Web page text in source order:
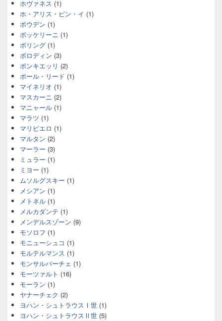
ホヴァネス (1)
ホ・アリス・ピン・イ (1)
ボウデン (1)
ボッケリーニ (1)
ボリング (1)
ボロディン (3)
ポンキエッリ (2)
ポール・リード (1)
マイネリオ (1)
マスカーニ (2)
マニャール (1)
マラツ (1)
マリピエロ (1)
マルタン (2)
マーラー (3)
ミュラー (1)
ミヨー (1)
ムソルグスキー (1)
メシアン (1)
メトネル (1)
メルカダンテ (1)
メンデルスゾーン (9)
モソロフ (1)
モニューシュコ (1)
モルテルマンス (1)
モンサルバーチェ (1)
モーツァルト (16)
モーラン (1)
ヤナーチェク (2)
ヨハン・シュトラウスⅠ世 (1)
ヨハン・シュトラウスⅡ世 (5)